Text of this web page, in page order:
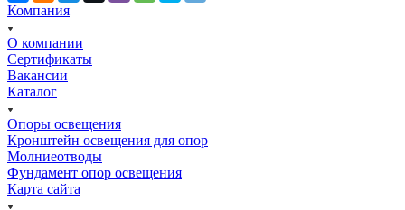
Компания
О компании
Сертификаты
Вакансии
Каталог
Опоры освещения
Кронштейн освещения для опор
Молниеотводы
Фундамент опор освещения
Карта сайта